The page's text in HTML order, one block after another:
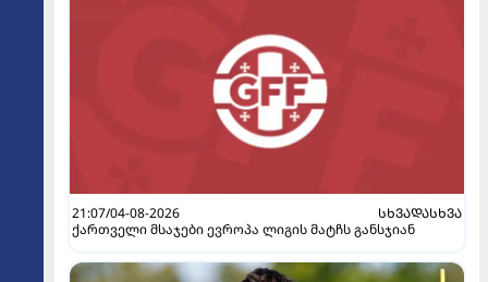
21:07/04-08-2026
ᲡᲮᲕᲐᲓᲐᲡᲮᲕᲐ
ქართველი მსაჯები ევროპა ლიგის მატჩს განსჯიან